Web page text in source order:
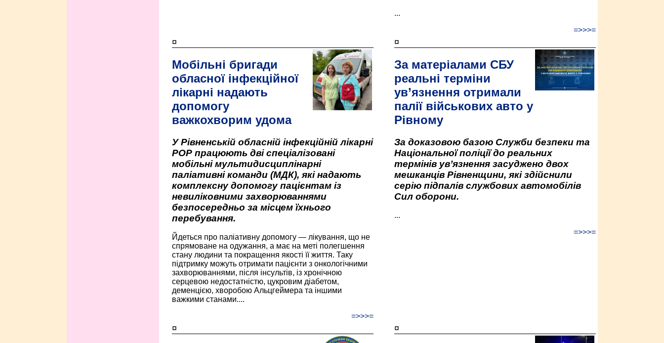
...
=>>>=
¤
Мобільні бригади
обласної інфекційної
лікарні надають
допомогу
важкохворим удома
У Рівненській обласній інфекційній лікарні
РОР працюють дві спеціалізовані
мобільні мультидисциплінарні
паліативні команди (МДК), які надають
комплексну допомогу пацієнтам із
невиліковними захворюваннями
безпосередньо за місцем їхнього
перебування.
Йдеться про паліативну допомогу — лікування, що не
спрямоване на одужання, а має на меті полегшення
стану людини та покращення якості її життя. Таку
підтримку можуть отримати пацієнти з онкологічними
захворюваннями, після інсультів, із хронічною
серцевою недостатністю, цукровим діабетом,
деменцією, хворобою Альцгеймера та іншими
важкими станами....
=>>>=
¤
За матеріалами СБУ
реальні терміни
ув’язнення отримали
палії військових авто у
Рівному
За доказовою базою Служби безпеки та
Національної поліції до реальних
термінів ув’язнення засуджено двох
мешканців Рівненщини, які здійснили
серію підпалів службових автомобілів
Сил оборони.
...
=>>>=
¤ ¤